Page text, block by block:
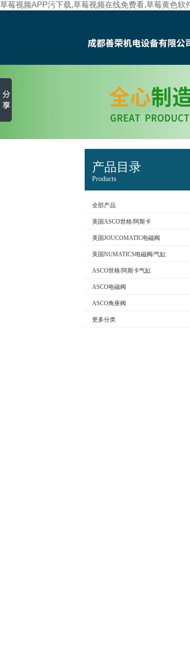
草莓视频APP污下载,草莓视频在线免费看,草莓黄色软
产品目录
Products
全部产品
美国ASCO世格/阿斯卡
美国JOUCOMATIC电磁阀
美国NUMATICS电磁阀/气缸
ASCO世格/阿斯卡气缸
ASCO电磁阀
ASCO角座阀
更多分类